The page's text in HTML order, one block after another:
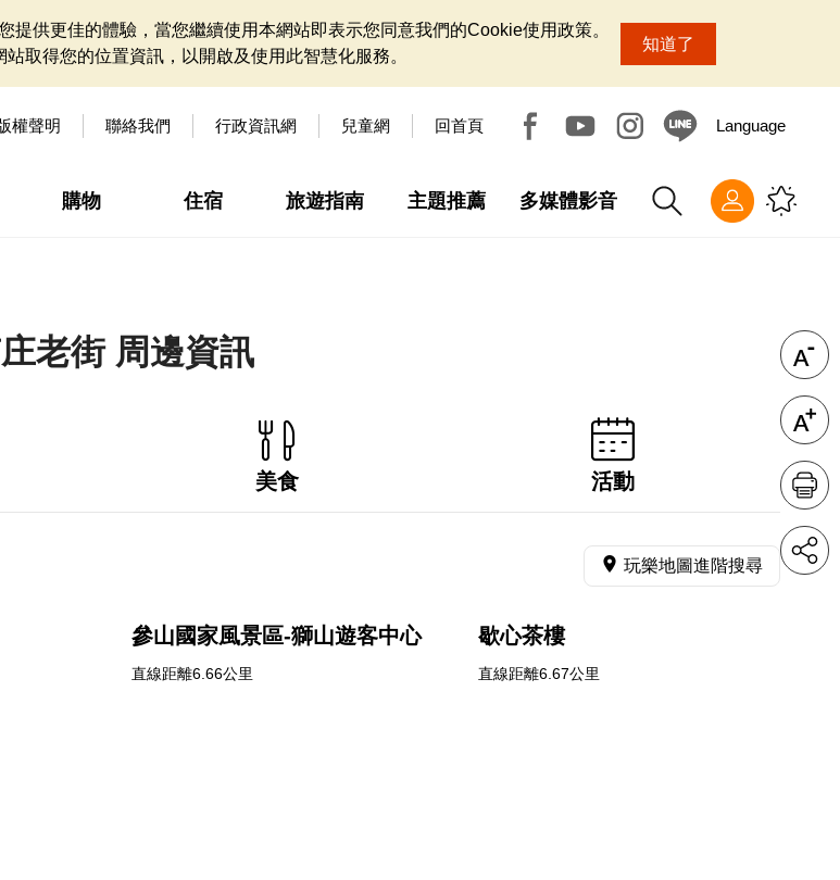
供更佳的體驗，當您繼續使用本網站即表示您同意我們的Cookie使用政策。
取得您的位置資訊，以開啟及使用此智慧化服務。
知道了
權聲明 聯絡我們 行政資訊網 兒童網 回首頁 Language
購物 住宿 旅遊指南 主題推薦 多媒體影音
老街 周邊資訊
美食 活動
玩樂地圖進階搜尋
參山國家風景區-獅山遊客中心
直線距離6.66公里
歇心茶樓
直線距離6.67公里